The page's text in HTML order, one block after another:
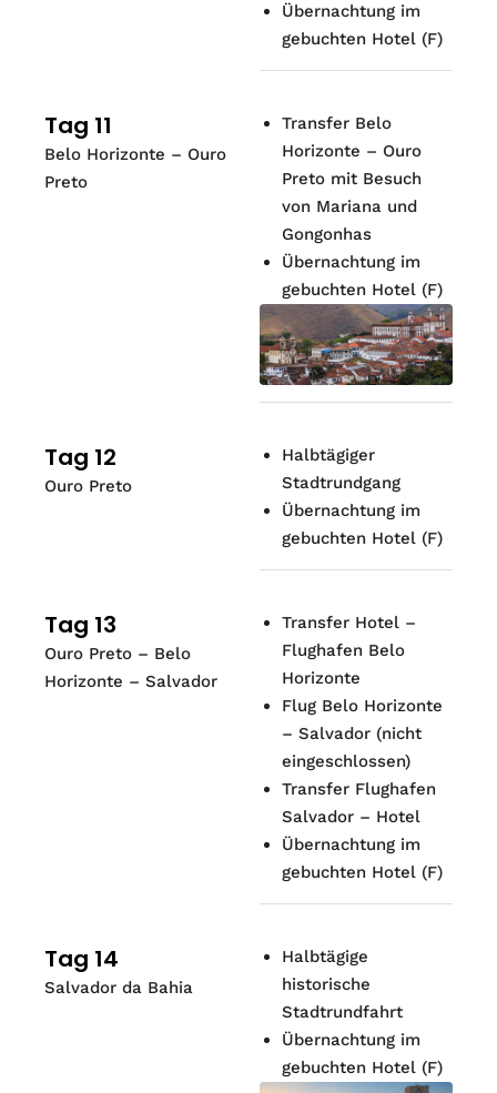
Übernachtung im
gebuchten Hotel (F)
Tag 11
Belo Horizonte – Ouro
Preto
Transfer Belo
Horizonte – Ouro
Preto mit Besuch
von Mariana und
Gongonhas
Übernachtung im
gebuchten Hotel (F)
Tag 12
Ouro Preto
Halbtägiger
Stadtrundgang
Übernachtung im
gebuchten Hotel (F)
Tag 13
Ouro Preto – Belo
Horizonte – Salvador
Transfer Hotel –
Flughafen Belo
Horizonte
Flug Belo Horizonte
– Salvador (nicht
eingeschlossen)
Transfer Flughafen
Salvador – Hotel
Übernachtung im
gebuchten Hotel (F)
Tag 14
Salvador da Bahia
Halbtägige
historische
Stadtrundfahrt
Übernachtung im
gebuchten Hotel (F)